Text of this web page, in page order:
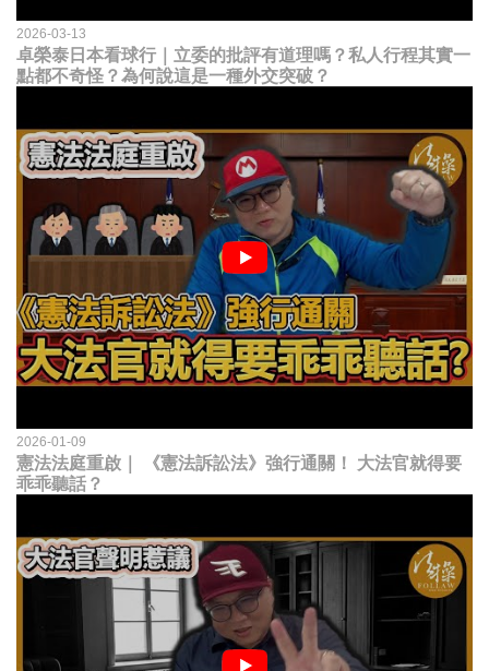
2026-03-13
卓榮泰日本看球行｜立委的批評有道理嗎？私人行程其實一
點都不奇怪？為何說這是一種外交突破？
2026-01-09
憲法法庭重啟｜ 《憲法訴訟法》強行通關！ 大法官就得要
乖乖聽話？